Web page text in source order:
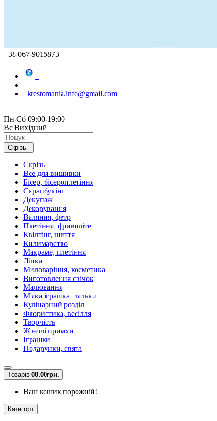
+38 067-9015873
krestomania.info@gmail.com
Пн-Сб 09:00-19:00
Вс Вихідний
Скрізь
Скрізь
Все для вишивки
Бісер, бісероплетіння
Скрапбукінг
Декупаж
Декорування
Валяння, фетр
Плетіння, фриволіте
Квілтінг, шиття
Килимарство
Макраме, плетіння
Ліпка
Миловаріння, косметика
Виготовлення свічок
Малювання
М'яка іграшка, ляльки
Кулінарний розділ
Флористика, весілля
Творчість
Жіночі примхи
Іграшки
Подарунки, свята
Товарів 00.00грн.
Ваш кошик порожній!
Категорії